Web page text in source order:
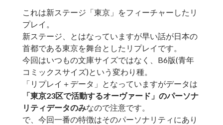
これは新ステージ「東京」をフィーチャーしたリ
プレイ。
新ステージ、とはなっていますが早い話が日本の
首都である東京を舞台としたリプレイです。
今回はいつもの文庫サイズではなく、B6版(青年
コミックスサイズ)という変わり種。
「リプレイ＋データ」となっていますがデータは
「東京23区で活動するオーヴァード」のパーソナ
リティデータのみなので注意です。
で、今回一番の特徴はそのパーソナリティにあり